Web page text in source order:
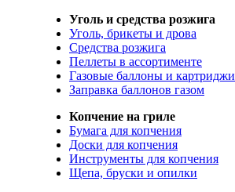
Уголь и средства розжига
Уголь, брикеты и дрова
Средства розжига
Пеллеты в ассортименте
Газовые баллоны и картриджи
Заправка баллонов газом
Копчение на гриле
Бумага для копчения
Доски для копчения
Инструменты для копчения
Щепа, бруски и опилки